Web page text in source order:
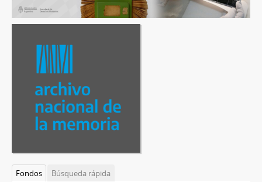
Fondos
Búsqueda rápida